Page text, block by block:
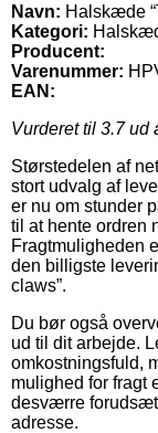
Navn: Halskæde
Kategori:
Producent:
Varenummer:
EAN:
Vurderet til 3.7ud
Størstedelen af
stort udvalg af
er nu om stunder
til at hente ordren
Fragtmuligheden
den billigste
claws”.
Du bør også
ud til dit arbejde.
omkostningsfuld,
mulighed for fragt
desværre
adresse.